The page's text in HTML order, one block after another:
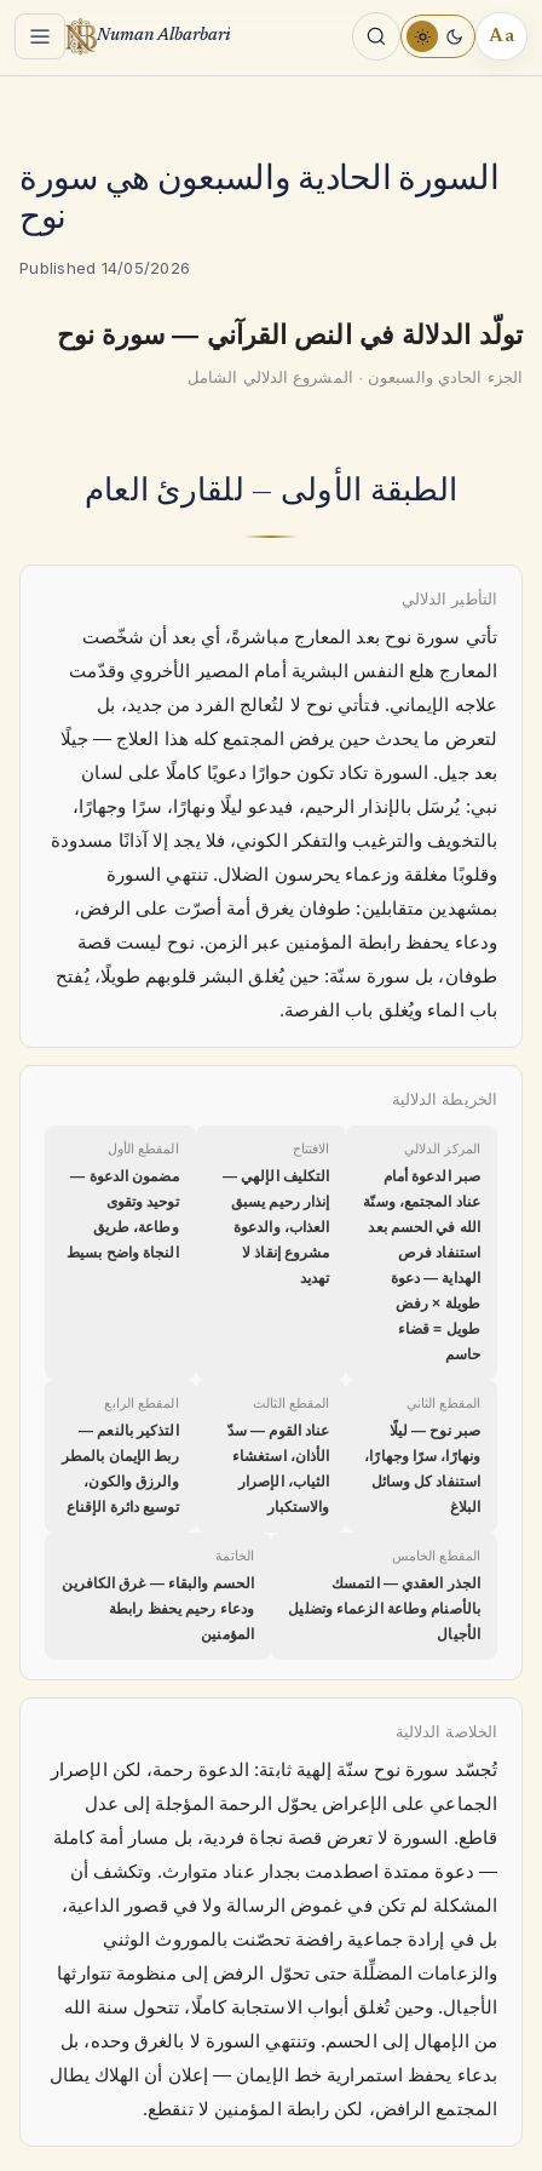
Menu Numan Albarbari Aa
السورة الحادية والسبعون هي سورة
نوح
Published 14/05/2026
تولّد الدلالة في النص القرآني — سورة نوح
الجزء الحادي والسبعون · المشروع الدلالي الشامل
الطبقة الأولى — للقارئ العام
التأطير الدلالي
تأتي سورة نوح بعد المعارج مباشرةً، أي بعد أن شخّصت
المعارج هلع النفس البشرية أمام المصير الأخروي وقدّمت
علاجه الإيماني. فتأتي نوح لا لتُعالج الفرد من جديد، بل
لتعرض ما يحدث حين يرفض المجتمع كله هذا العلاج — جيلًا
بعد جيل. السورة تكاد تكون حوارًا دعويًا كاملًا على لسان
نبي: يُرسَل بالإنذار الرحيم، فيدعو ليلًا ونهارًا، سرًا وجهارًا،
بالتخويف والترغيب والتفكر الكوني، فلا يجد إلا آذانًا مسدودة
وقلوبًا مغلقة وزعماء يحرسون الضلال. تنتهي السورة
بمشهدين متقابلين: طوفان يغرق أمة أصرّت على الرفض،
ودعاء يحفظ رابطة المؤمنين عبر الزمن. نوح ليست قصة
طوفان، بل سورة سنّة: حين يُغلق البشر قلوبهم طويلًا، يُفتح
باب الماء ويُغلق باب الفرصة.
الخريطة الدلالية
المركز الدلالي
صبر الدعوة أمام
عناد المجتمع، وسنّة
الله في الحسم بعد
استنفاد فرص
الهداية — دعوة
طويلة × رفض
طويل = قضاء
حاسم
الافتتاح
التكليف الإلهي —
إنذار رحيم يسبق
العذاب، والدعوة
مشروع إنقاذ لا
تهديد
المقطع الأول
مضمون الدعوة —
توحيد وتقوى
وطاعة، طريق
النجاة واضح بسيط
المقطع الثاني
صبر نوح — ليلًا
ونهارًا، سرًا وجهارًا،
استنفاد كل وسائل
البلاغ
المقطع الثالث
عناد القوم — سدّ
الأذان، استغشاء
الثياب، الإصرار
والاستكبار
المقطع الرابع
التذكير بالنعم —
ربط الإيمان بالمطر
والرزق والكون،
توسيع دائرة الإقناع
المقطع الخامس
الجذر العقدي — التمسك
بالأصنام وطاعة الزعماء وتضليل
الأجيال
الخاتمة
الحسم والبقاء — غرق الكافرين
ودعاء رحيم يحفظ رابطة
المؤمنين
الخلاصة الدلالية
تُجسّد سورة نوح سنّة إلهية ثابتة: الدعوة رحمة، لكن الإصرار
الجماعي على الإعراض يحوّل الرحمة المؤجلة إلى عدل
قاطع. السورة لا تعرض قصة نجاة فردية، بل مسار أمة كاملة
— دعوة ممتدة اصطدمت بجدار عناد متوارث. وتكشف أن
المشكلة لم تكن في غموض الرسالة ولا في قصور الداعية،
بل في إرادة جماعية رافضة تحصّنت بالموروث الوثني
والزعامات المضلِّلة حتى تحوّل الرفض إلى منظومة تتوارثها
الأجيال. وحين تُغلق أبواب الاستجابة كاملًا، تتحول سنة الله
من الإمهال إلى الحسم. وتنتهي السورة لا بالغرق وحده، بل
بدعاء يحفظ استمرارية خط الإيمان — إعلان أن الهلاك يطال
المجتمع الرافض، لكن رابطة المؤمنين لا تنقطع.